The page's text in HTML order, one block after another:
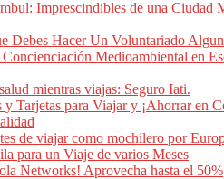
Imprescindibles de una Ciudad
Debes Hacer Un Voluntariado
Medioambiental en
mientras viajas: Seguro Iati.
y Tarjetas para Viajar y ¡Ahorrar en
de viajar como mochilero por
para un Viaje de varios Meses
Networks! Aprovecha hasta el 50%